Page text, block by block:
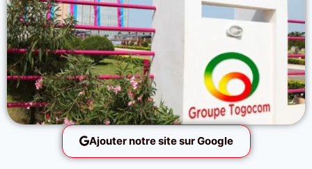
Ajouter notre site sur Google